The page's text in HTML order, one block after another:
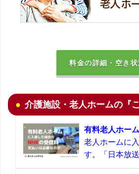
料金の詳細・空き
介護施設・老人ホームの『
有料老人ホー
老人ホームに
す。「日本放